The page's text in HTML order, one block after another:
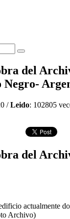
del
/Leido: 102805
del